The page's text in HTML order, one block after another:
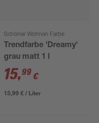
Schöner Wohnen Farbe
Trendfarbe 'Dreamy'
grau matt 1 l
15,99 €
15,99 € / Liter